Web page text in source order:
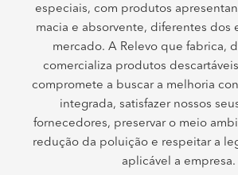
especiais, com produtos
macia e absorvente, diferentes dos
mercado. A Relevo que fabrica,
comercializa produtos
compromete a buscar a melhoria
integrada, satisfazer nossos
fornecedores, preservar o meio
redução da poluição e respeitar a
aplicável a empresa.